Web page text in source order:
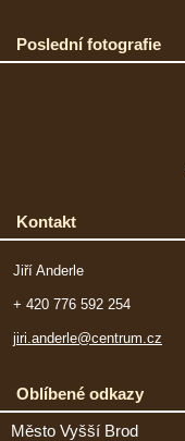
Poslední fotografie
Kontakt
Jiří Anderle
+ 420 776 592 254
jiri.anderle@centrum.cz
Oblíbené odkazy
Město Vyšší Brod